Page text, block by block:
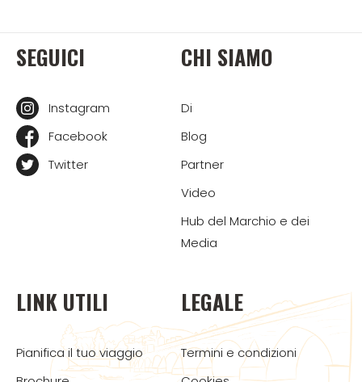
SEGUICI
Instagram
Facebook
Twitter
CHI SIAMO
Di
Blog
Partner
Video
Hub del Marchio e dei
Media
LINK UTILI
Pianifica il tuo viaggio
LEGALE
Termini e condizioni